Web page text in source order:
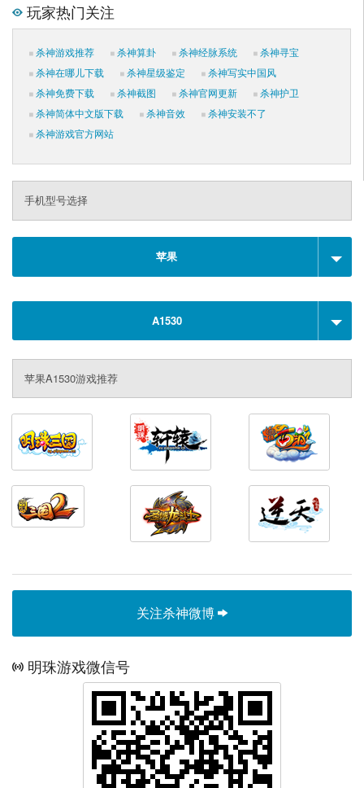
玩家热门关注
杀神游戏推荐 杀神算卦 杀神经脉系统
杀神寻宝
杀神在哪儿下载
杀神星级鉴定
杀神写实中国风
杀神免费下载
杀神截图 杀神官网更新
杀神护卫
杀神简体中文版下载
杀神音效
杀神安装不了
杀神游戏官方网站
手机型号选择
苹果
A1530
苹果A1530游戏推荐
关注杀神微博
明珠游戏微信号